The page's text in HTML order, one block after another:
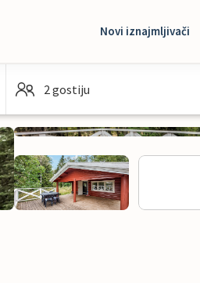
Novi iznajmljivači
2 gostiju